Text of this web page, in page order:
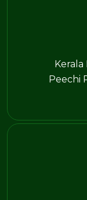
Peechi